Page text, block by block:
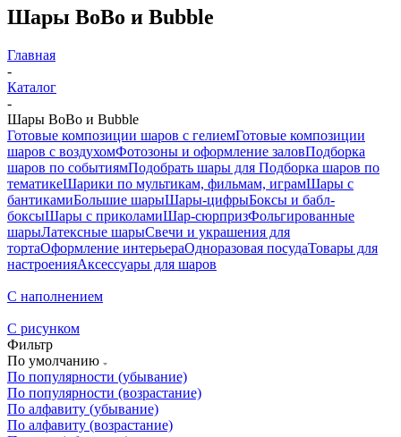
Шары BoBo и Bubble
Главная
-
Каталог
-
Шары BoBo и Bubble
Готовые композиции шаров с гелиемГотовые композиции
шаров с воздухомФотозоны и оформление заловПодборка
шаров по событиямПодобрать шары для Подборка шаров по
тематикеШарики по мультикам, фильмам, играмШары с
бантикамиБольшие шарыШары-цифрыБоксы и бабл-
боксыШары с приколамиШар-сюрпризФольгированные
шарыЛатексные шарыСвечи и украшения для
тортаОформление интерьераОдноразовая посудаТовары для
настроенияАксессуары для шаров
С наполнением
С рисунком
Фильтр
По умолчанию
По популярности (убывание)
По популярности (возрастание)
По алфавиту (убывание)
По алфавиту (возрастание)